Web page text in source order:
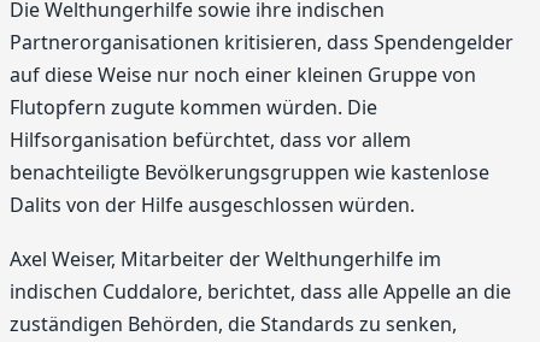
Die Welthungerhilfe sowie ihre indischen
Partnerorganisationen kritisieren, dass Spendengelder
auf diese Weise nur noch einer kleinen Gruppe von
Flutopfern zugute kommen würden. Die
Hilfsorganisation befürchtet, dass vor allem
benachteiligte Bevölkerungsgruppen wie kastenlose
Dalits von der Hilfe ausgeschlossen würden.
Axel Weiser, Mitarbeiter der Welthungerhilfe im
indischen Cuddalore, berichtet, dass alle Appelle an die
zuständigen Behörden, die Standards zu senken,